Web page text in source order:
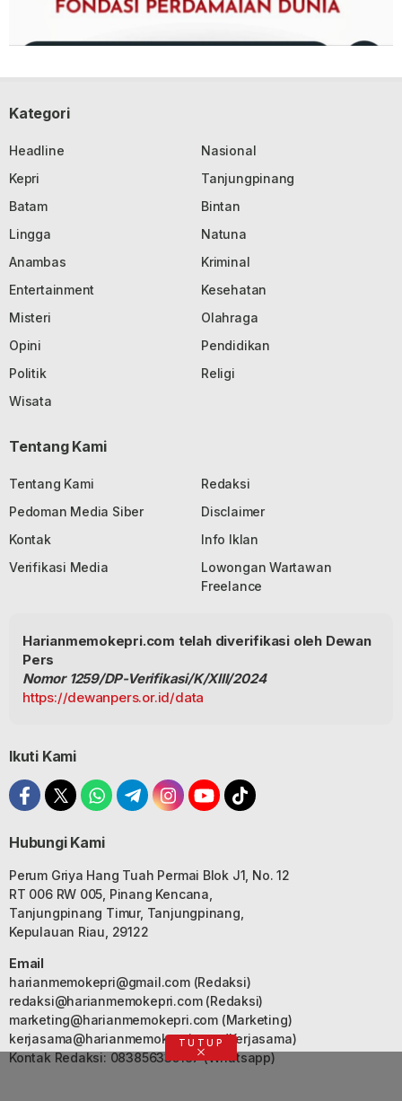
Kategori
Headline
Nasional
Kepri
Tanjungpinang
Batam
Bintan
Lingga
Natuna
Anambas
Kriminal
Entertainment
Kesehatan
Misteri
Olahraga
Opini
Pendidikan
Politik
Religi
Wisata
Tentang Kami
Tentang Kami
Redaksi
Pedoman Media Siber
Disclaimer
Kontak
Info Iklan
Verifikasi Media
Lowongan Wartawan
Freelance
Harianmemokepri.com telah diverifikasi oleh Dewan
Pers
Nomor 1259/DP-Verifikasi/K/XIII/2024
https://dewanpers.or.id/data
Ikuti Kami
Hubungi Kami
Perum Griya Hang Tuah Permai Blok J1, No. 12
RT 006 RW 005, Pinang Kencana,
Tanjungpinang Timur, Tanjungpinang,
Kepulauan Riau, 29122
Email
harianmemokepri@gmail.com(Redaksi)
redaksi@harianmemokepri.com(Redaksi)
marketing@harianmemokepri.com(Marketing)
kerjasama@harianmemokepri.com(Kerjasama)
Kontak Redaksi: 083856335187 (Whatsapp)
TUTUP